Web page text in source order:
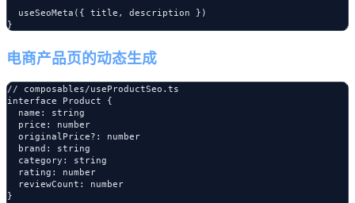
  useSeoMeta({ title, description })
电商产品页的动态生成
// composables/useProductSeo.ts
interface Product {
  name: string
  price: number
  originalPrice?: number
  brand: string
  category: string
  rating: number
  reviewCount: number
}